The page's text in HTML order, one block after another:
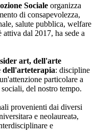
Sociale organizza
di consapevolezza,
salute pubblica, welfare
dal 2017, ha sede a
art, dell'arte
dell'arteterapia: discipline
particolare a
del nostro tempo.
provenienti dai diversi
e neolaureatə,
e